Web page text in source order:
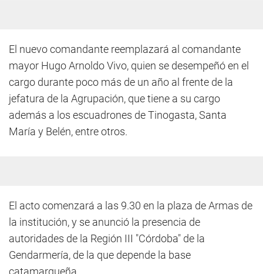
El nuevo comandante reemplazará al comandante
mayor Hugo Arnoldo Vivo, quien se desempeñó en el
cargo durante poco más de un año al frente de la
jefatura de la Agrupación, que tiene a su cargo
además a los escuadrones de Tinogasta, Santa
María y Belén, entre otros.
El acto comenzará a las 9.30 en la plaza de Armas de
la institución, y se anunció la presencia de
autoridades de la Región III "Córdoba" de la
Gendarmería, de la que depende la base
catamarqueña.